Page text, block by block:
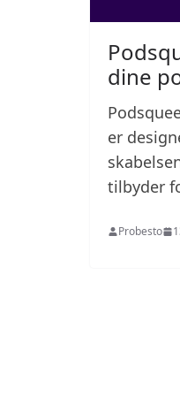
dine
er
tilbyder
Probesto